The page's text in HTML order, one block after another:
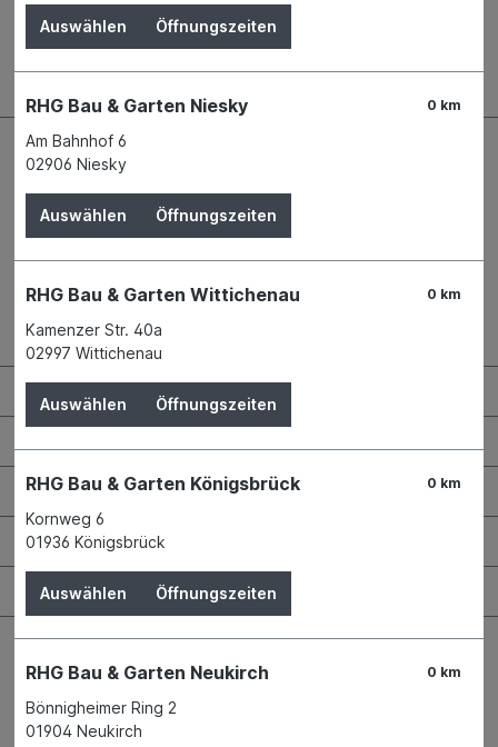
Kontaktdaten und Öffnungszeiten
RHG Helfer
Maschinen & Werkzeuge
Bauen & Renovieren
Garten & Landschaftsbau
Auswählen Öffnungszeiten
0 km
RHG Bau & Garten Niesky
Am Bahnhof 6
02906 Niesky
Auswählen Öffnungszeiten
0 km
RHG Bau & Garten Wittichenau
Kamenzer Str. 40a
02997 Wittichenau
Auswählen Öffnungszeiten
0 km
RHG Bau & Garten Königsbrück
Kornweg 6
01936 Königsbrück
Auswählen Öffnungszeiten
0 km
RHG Bau & Garten Neukirch
Bönnigheimer Ring 2
01904 Neukirch